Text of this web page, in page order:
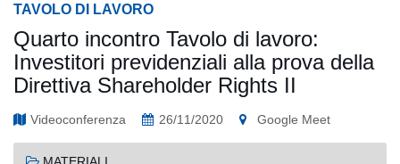
TAVOLO DI LAVORO
Quarto incontro Tavolo di lavoro:
Investitori previdenziali alla prova della
Direttiva Shareholder Rights II
Videoconferenza 26/11/2020 Google Meet